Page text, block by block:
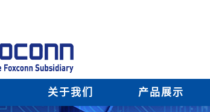
关于我们 产品展示